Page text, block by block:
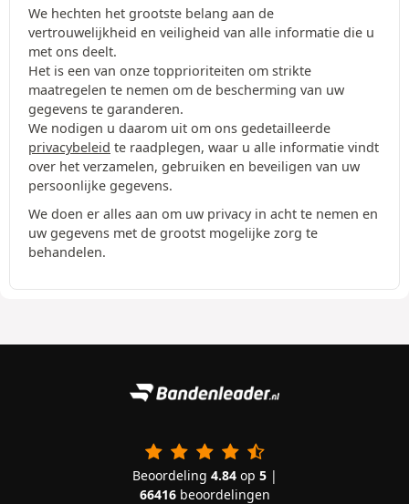
We hechten het grootste belang aan de
vertrouwelijkheid en veiligheid van alle informatie die u
met ons deelt.
Het is een van onze topprioriteiten om strikte
maatregelen te nemen om de bescherming van uw
gegevens te garanderen.
We nodigen u daarom uit om ons gedetailleerde
privacybeleid te raadplegen, waar u alle informatie vindt
over het verzamelen, gebruiken en beveiligen van uw
persoonlijke gegevens.
We doen er alles aan om uw privacy in acht te nemen en
uw gegevens met de grootst mogelijke zorg te
behandelen.
Beoordeling 4.84op 5|
66416beoordelingen